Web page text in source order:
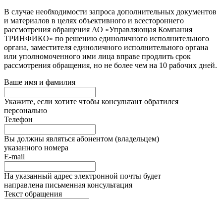
В случае необходимости запроса дополнительных документов
и материалов в целях объективного и всестороннего
рассмотрения обращения АО «Управляющая Компания
ТРИНФИКО» по решению единоличного исполнительного
органа, заместителя единоличного исполнительного органа
или уполномоченного ими лица вправе продлить срок
рассмотрения обращения, но не более чем на 10 рабочих дней.
Ваше имя и фамилия
Укажите, если хотите чтобы консультант обратился
персонально
Телефон
Вы должны являться абонентом (владельцем)
указанного номера
E-mail
На указанный адрес электронной почты будет
направлена письменная консультация
Текст обращения